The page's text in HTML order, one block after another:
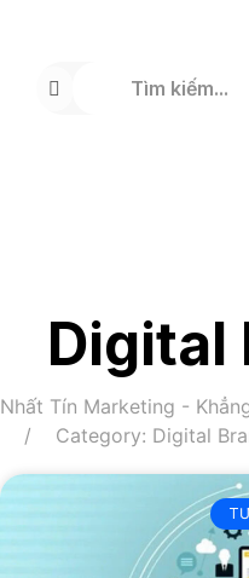
Digital
Nhất Tín Marketing -
Category: Digital